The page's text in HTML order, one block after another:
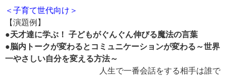
＜子育て世代向け＞
【演題例】
●天才達に学ぶ！ 子どもがぐんぐん伸びる魔法の言葉
●脳内トークが変わるとコミュニケーションが変わる～世界
一やさしい自分を変える方法～
人生で一番会話をする相手は誰で